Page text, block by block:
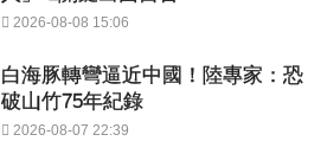
2026-08-08 15:06
白海豚轉彎逼近中國！陸專家：恐
破山竹75年紀錄
2026-08-07 22:39